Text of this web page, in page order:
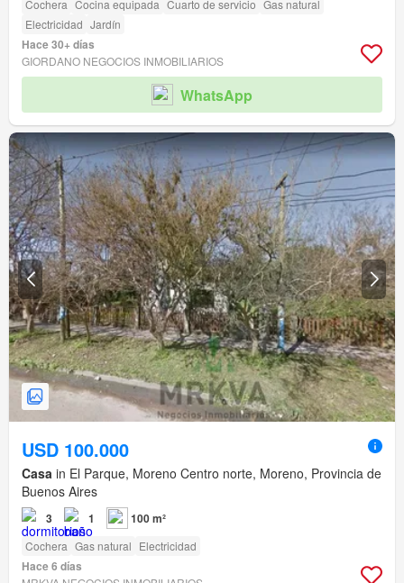
Cochera Cocina equipada Cuarto de servicio Gas natural
Electricidad Jardín
Hace 30+ días
GIORDANO NEGOCIOS INMOBILIARIOS
WhatsApp
USD 100.000
Casa in El Parque, Moreno Centro norte, Moreno, Provincia de
Buenos Aires
3 1 100 m²
Cochera Gas natural Electricidad
Hace 6 días